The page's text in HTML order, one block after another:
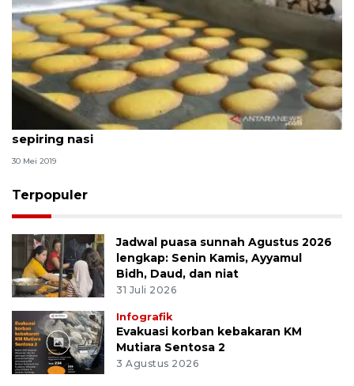
Ahli gizi: Konsumsi tiga nastar sama dengan
sepiring nasi
30 Mei 2019
Terpopuler
Jadwal puasa sunnah Agustus 2026
lengkap: Senin Kamis, Ayyamul
Bidh, Daud, dan niat
31 Juli 2026
Infografik
Evakuasi korban kebakaran KM
Mutiara Sentosa 2
3 Agustus 2026